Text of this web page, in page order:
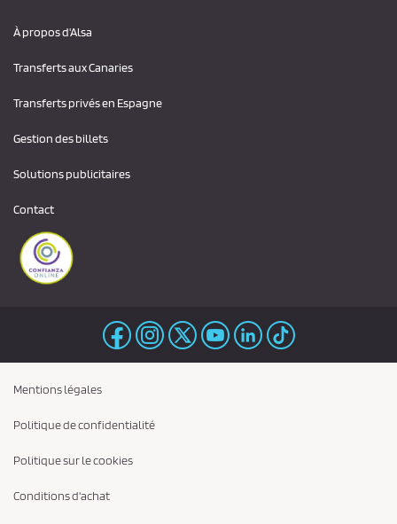
À propos d'Alsa
Transferts aux Canaries
Transferts privés en Espagne
Gestion des billets
Solutions publicitaires
Contact
Mentions légales
Politique de confidentialité
Politique sur le cookies
Conditions d'achat